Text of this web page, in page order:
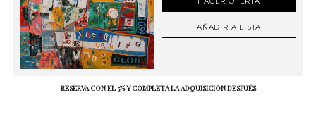
AÑADIR A LISTA
RESERVA CON EL 5% Y COMPLETA LA ADQUISICIÓN DESPUÉS